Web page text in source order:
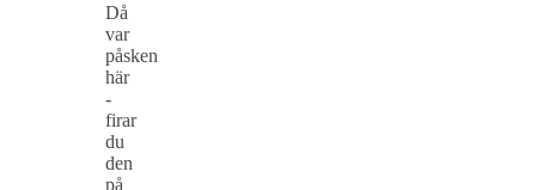
Då
var
påsken
här
-
firar
du
den
på